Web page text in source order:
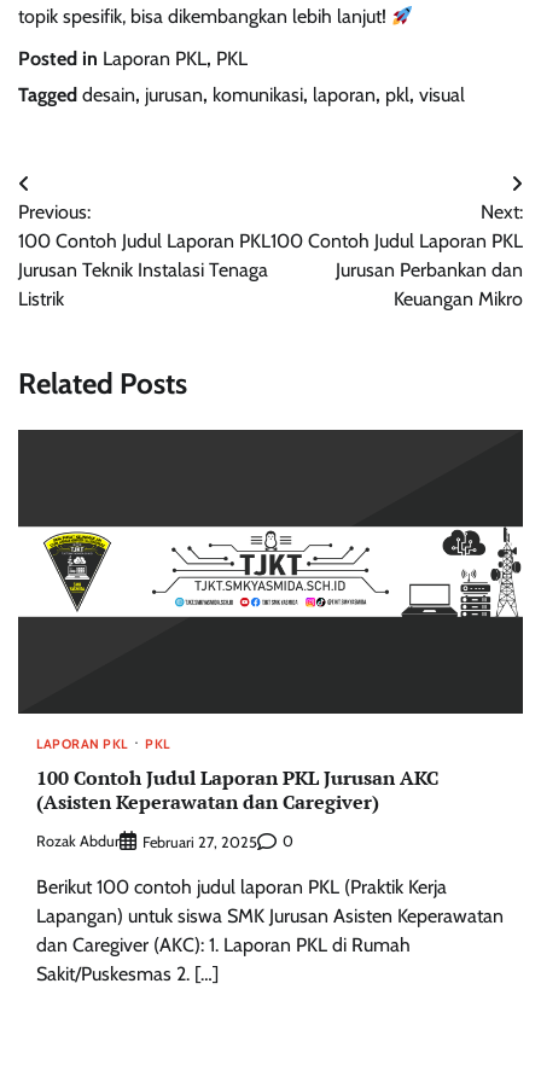
topik spesifik, bisa dikembangkan lebih lanjut!
Posted in Laporan PKL, PKL
Tagged desain, jurusan, komunikasi, laporan, pkl, visual
Navigasi
pos
Previous:
100 Contoh Judul Laporan PKL
Jurusan Teknik Instalasi Tenaga
Listrik
Next:
100 Contoh Judul Laporan PKL
Jurusan Perbankan dan
Keuangan Mikro
Related Posts
LAPORAN PKL PKL
100 Contoh Judul Laporan PKL Jurusan AKC
(Asisten Keperawatan dan Caregiver)
Rozak Abdur Februari 27, 2025 0
Berikut 100 contoh judul laporan PKL (Praktik Kerja
Lapangan) untuk siswa SMK Jurusan Asisten Keperawatan
dan Caregiver (AKC): 1. Laporan PKL di Rumah
Sakit/Puskesmas 2. […]